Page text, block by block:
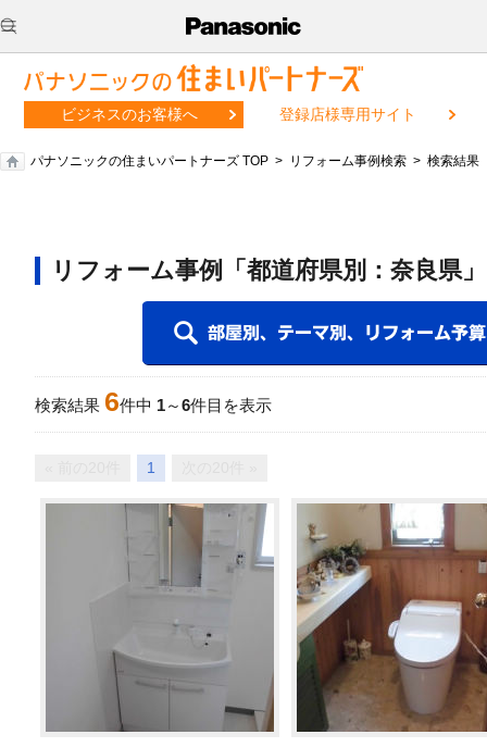
ビジネスのお客様へ 登録店様専用サイト
パナソニックの住まいパートナーズ TOP リフォーム事例検索 検索結果
リフォーム事例「都道府県別：奈良県
検索結果 6件中 1～6件目を表示
1